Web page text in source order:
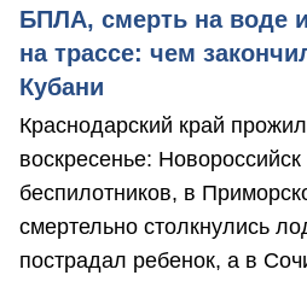
БПЛА, смерть на воде
на трассе: чем
Кубани
Краснодарский край
воскресенье:
беспилотников, в
смертельно столкнулись
пострадал ребенок, а в